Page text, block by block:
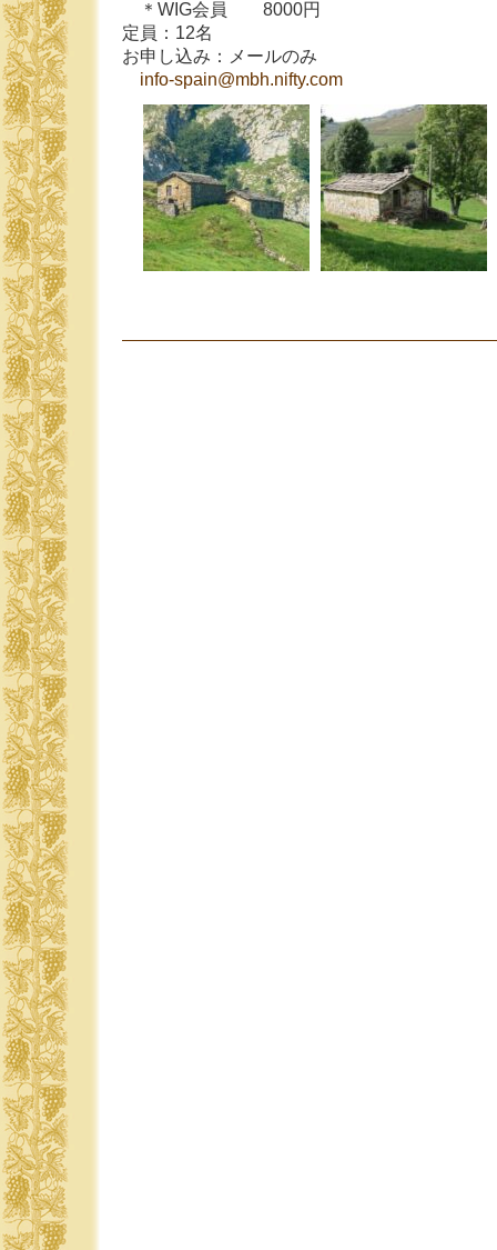
＊WIG会員 8000円
定員：12名
お申し込み：メールのみ
info-spain@mbh.nifty.com